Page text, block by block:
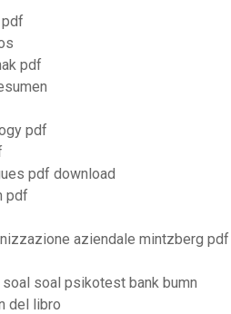
pdf
pdf
pdf
pdf download
pdf
aziendale mintzberg pdf
soal psikotest bank bumn
del libro